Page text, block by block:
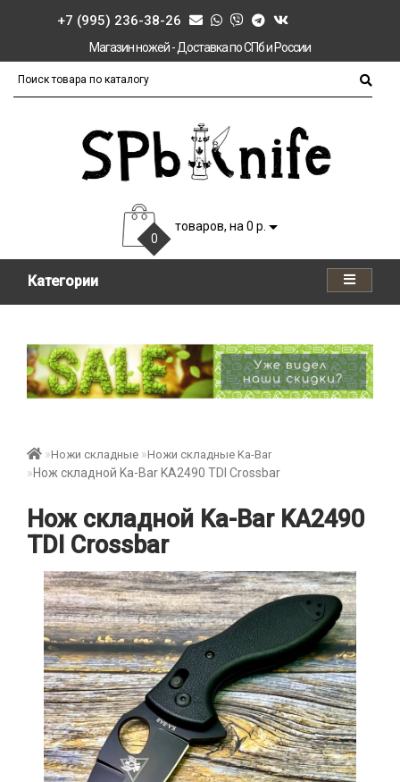
+7 (995) 236-38-26
Магазин ножей - Доставка по СПб и России
0
товаров, на 0 р.
Категории
Ножи складные Ножи складные Ka-Bar
Нож складной Ka-Bar KA2490 TDI Crossbar
Нож складной Ka-Bar KA2490
TDI Crossbar